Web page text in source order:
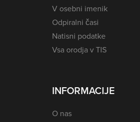
V osebni imenik
Odpiralni časi
Natisni podatke
Vsa orodja v TIS
INFORMACIJE
O nas